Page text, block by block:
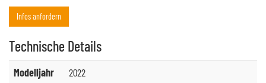
Infos anfordern
Technische Details
Modelljahr
2022